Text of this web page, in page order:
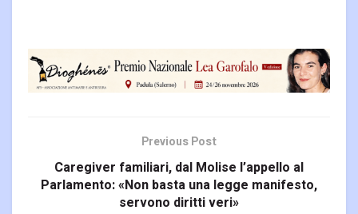
Previous Post
Caregiver familiari, dal Molise l’appello al
Parlamento: «Non basta una legge manifesto,
servono diritti veri»